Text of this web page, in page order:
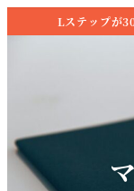
Lステップが